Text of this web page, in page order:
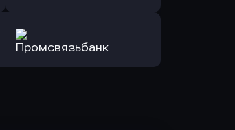
в Локо-Банк